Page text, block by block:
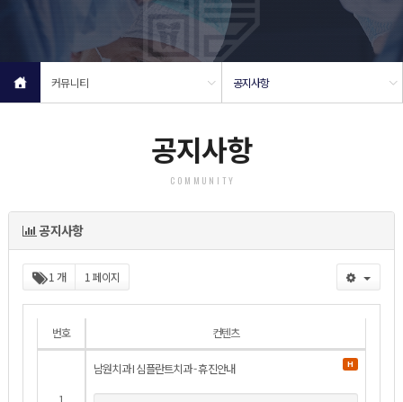
커뮤니티 공지사항
공지사항
COMMUNITY
공지사항목록
1 개 1 페이지
번호 컨텐츠
남원치과 I 심플란트치과 - 휴진안내 H